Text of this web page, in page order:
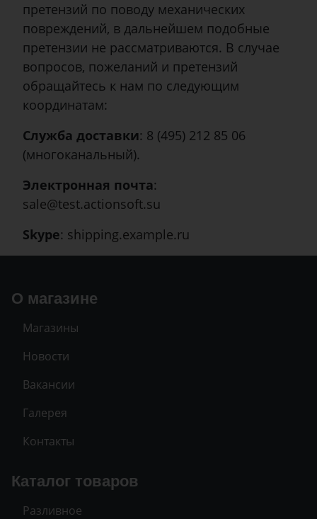
претензий по поводу механических
повреждений, в дальнейшем подобные
претензии не рассматриваются. В случае
вопросов, пожеланий и претензий
обращайтесь к нам по следующим
координатам:
Служба доставки: 8 (495) 212 85 06
(многоканальный).
Электронная почта:
sale@test.actionsoft.su
Skype: shipping.example.ru
О магазине
Магазины
Новости
Вакансии
Галерея
Контакты
Каталог товаров
Разливное